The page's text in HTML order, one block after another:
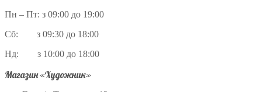
Пн – Пт: з 09:00 до 19:00
Сб: з 09:30 до 18:00
Нд: з 10:00 до 18:00
Магазин «Художник»